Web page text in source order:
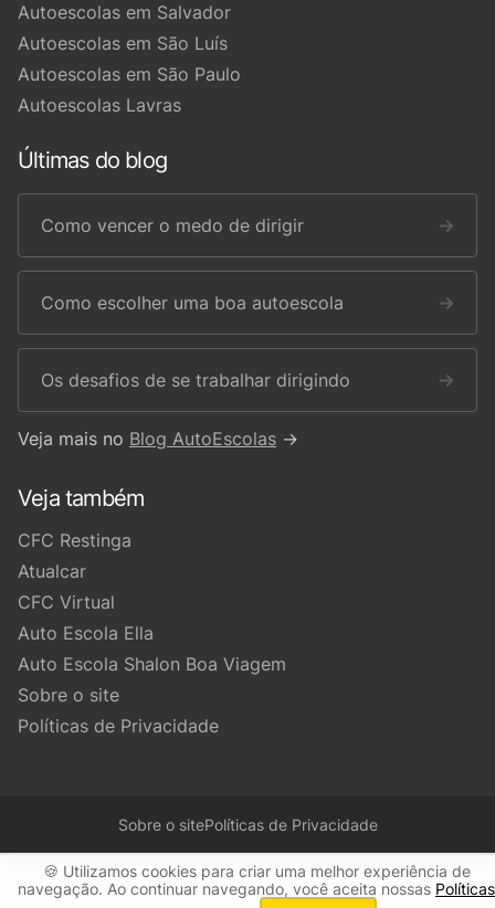
Autoescolas em Salvador
Autoescolas em São Luís
Autoescolas em São Paulo
Autoescolas Lavras
Últimas do blog
Como vencer o medo de dirigir →
Como escolher uma boa autoescola →
Os desafios de se trabalhar dirigindo →
Veja mais no Blog AutoEscolas →
Veja também
CFC Restinga
Atualcar
CFC Virtual
Auto Escola Ella
Auto Escola Shalon Boa Viagem
Sobre o site
Políticas de Privacidade
Sobre o sitePolíticas de Privacidade
🍪 Utilizamos cookies para criar uma melhor experiência de
navegação. Ao continuar navegando, você aceita nossas Políticas